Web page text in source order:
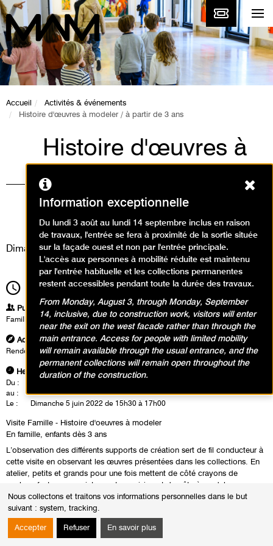
Nous collectons et traitons vos informations personnelles dans le but
suivant : system, tracking.
Accepter Refuser En savoir plus
Accueil
Activités & événements
Histoire d'œuvres à modeler / à partir de 3 ans
Histoire d'œuvres à
modeler / à partir de
3 ans
Visites
Dimanche 5 juin 2022
15h30Durée1h30
Publics
Famille
Adresse
Rendez vous à l'accueil groupe dans le hall du musée
Heures
Du :
au :
Lundi 28 février 2022
Le :
Dimanche 5 juin 2022 de 15h30 à 17h00
Visite Famille - Histoire d'oeuvres à modeler
En famille, enfants dès 3 ans
L’observation des différents supports de création sert de fil conducteur à
cette visite en observant les œuvres présentées dans les collections. En
atelier, petits et grands pour une fois mettent de côté crayons de
couleur, feutres ou peintures et se saisissent de pâte à modeler.
Information exceptionnelle
Du lundi 3 août au lundi 14 septembre inclus en raison
de travaux, l'entrée se fera à proximité de la sortie située
sur la façade ouest et non par l'entrée principale.
L'accès aux personnes à mobilité réduite est maintenu
par l'entrée habituelle et les collections permanentes
restent accessibles pendant toute la durée des travaux.
From Monday, August 3, through Monday, September
14, inclusive, due to construction work, visitors will enter
near the exit on the west facade rather than through the
main entrance. Access for people with limited mobility
will remain available through the usual entrance, and the
permanent collections will remain open throughout the
duration of the construction.